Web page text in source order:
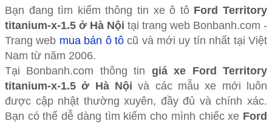
Bạn đang tìm kiếm thông tin xe ô tô Ford Territory
titanium-x-1.5 ở Hà Nội tại trang web Bonbanh.com -
Trang web mua bán ô tôcũ và mới uy tín nhất tại Việt
Nam từ năm 2006.
Tại Bonbanh.com thông tin giá xe Ford Territory
titanium-x-1.5 ở Hà Nội và các mẫu xe mới luôn
được cập nhật thường xuyên, đầy đủ và chính xác.
Bạn có thể dễ dàng tìm kiếm cho mình chiếc xe Ford